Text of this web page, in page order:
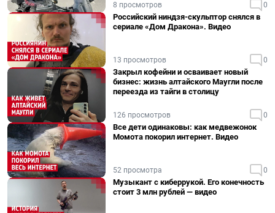
8 просмотров 0
Российский ниндзя-скульптор снялся в
сериале «Дом Дракона». Видео
13 просмотров 0
Закрыл кофейни и осваивает новый
бизнес: жизнь алтайского Маугли после
переезда из тайги в столицу
126 просмотров 0
Все дети одинаковы: как медвежонок
Момота покорил интернет. Видео
52 просмотра 0
Музыкант с киберрукой. Его конечность
стоит 3 млн рублей — видео